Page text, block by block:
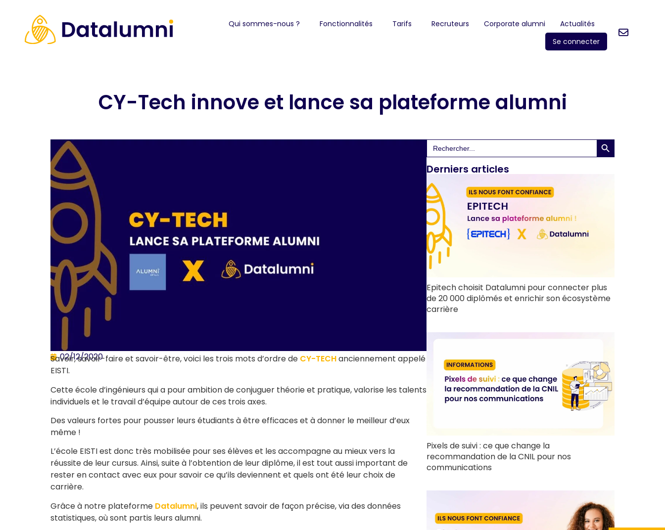
Qui sommes-nous ? Fonctionnalités Tarifs Recruteurs Corporate alumni
Actualités
Se connecter
CY-Tech innove et lance sa plateforme alumni
02/12/2020
Savoir, savoir-faire et savoir-être, voici les trois mots d’ordre de CY-TECHanciennement appelé
EISTI.
Cette école d’ingénieurs qui a pour ambition de conjuguer théorie et pratique, valorise les talents
individuels et le travail d’équipe autour de ces trois axes.
Des valeurs fortes pour pousser leurs étudiants à être efficaces et à donner le meilleur d’eux
même !
L’école EISTI est donc très mobilisée pour ses élèves et les accompagne au mieux vers la
réussite de leur cursus. Ainsi, suite à l’obtention de leur diplôme, il est tout aussi important de
rester en contact avec eux pour savoir ce qu’ils deviennent et quels ont été leur choix de
carrière.
Grâce à notre plateforme Datalumni, ils peuvent savoir de façon précise, via des données
statistiques, où sont partis leurs alumni.
Search
for:
Search Button
Derniers articles
Epitech choisit Datalumni pour connecter plus
de 20 000 diplômés et enrichir son écosystème
carrière
Pixels de suivi : ce que change la
recommandation de la CNIL pour nos
communications